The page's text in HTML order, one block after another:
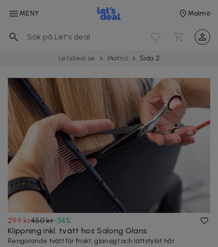
MENY Malmö
Letsdeal.se Malmö Sida 2
299 kr450 kr-34%
Klippning inkl. tvätt hos Salong Glans
Rengörande tvätt för friskt, glansigt och lättstylat hår